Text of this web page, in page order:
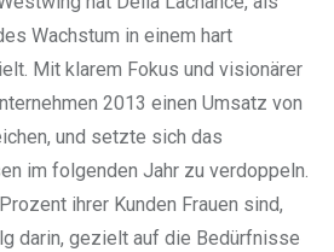
Wachstum in einem hart
Mit klarem Fokus und visionärer
2013 einen Umsatz von
und setzte sich das
im folgenden Jahr zu verdoppeln.
ihrer Kunden Frauen sind,
darin, gezielt auf die Bedürfnisse